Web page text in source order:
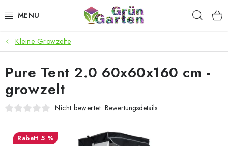
Inhalt
ANGEBOTE
LED PFLANZENLAMPEN
ANBAUBEDARF FÜR DEN HEIMANBAU
Kleine Growzelte
Pure Tent 2.0 60x60x160 cm -
growzelt
Nicht bewertet Bewertungsdetails
5 %